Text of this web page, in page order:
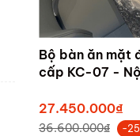
Bộ bàn ăn mặt
cấp KC-07 -
27.450.000₫
36.600.000₫ -